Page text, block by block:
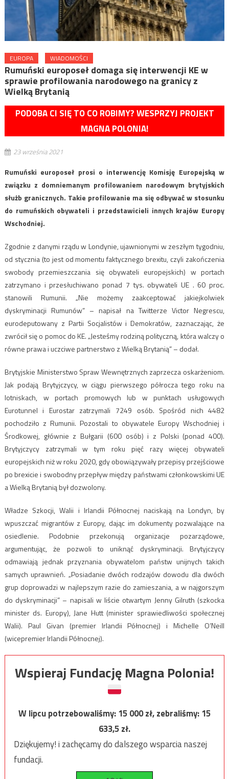
EUROPA WIADOMOŚCI
Rumuński europoseł domaga się interwencji KE w
sprawie profilowania narodowego na granicy z
Wielką Brytanią
PODOBA CI SIĘ TO CO ROBIMY? WESPRZYJ PROJEKT
MAGNA POLONIA!
23 września 2021
Rumuński europoseł prosi o interwencję Komisję Europejską w
związku z domniemanym profilowaniem narodowym brytyjskich
służb granicznych. Takie profilowanie ma się odbywać w stosunku
do rumuńskich obywateli i przedstawicieli innych krajów Europy
Wschodniej.
Zgodnie z danymi rządu w Londynie, ujawnionymi w zeszłym tygodniu,
od stycznia (to jest od momentu faktycznego brexitu, czyli zakończenia
swobody przemieszczania się obywateli europejskich) w portach
zatrzymano i przesłuchiwano ponad 7 tys. obywateli UE . 60 proc.
stanowili Rumunii. „Nie możemy zaakceptować jakiejkolwiek
dyskryminacji Rumunów” – napisał na Twitterze Victor Negrescu,
eurodeputowany z Partii Socjalistów i Demokratów, zaznaczając, że
zwrócił się o pomoc do KE. „Jesteśmy rodziną polityczną, która walczy o
równe prawa i uczciwe partnerstwo z Wielką Brytanią” – dodał.
Brytyjskie Ministerstwo Spraw Wewnętrznych zaprzecza oskarżeniom.
Jak podają Brytyjczycy, w ciągu pierwszego półrocza tego roku na
lotniskach, w portach promowych lub w punktach usługowych
Eurotunnel i Eurostar zatrzymali 7249 osób. Spośród nich 4482
pochodziło z Rumunii. Pozostali to obywatele Europy Wschodniej i
Środkowej, głównie z Bułgarii (600 osób) i z Polski (ponad 400).
Brytyjczycy zatrzymali w tym roku pięć razy więcej obywateli
europejskich niż w roku 2020, gdy obowiązywały przepisy przejściowe
po brexicie i swobodny przepływ między państwami członkowskimi UE
a Wielką Brytanią był dozwolony.
Władze Szkocji, Walii i Irlandii Północnej naciskają na Londyn, by
wpuszczać migrantów z Europy, dając im dokumenty pozwalające na
osiedlenie. Podobnie przekonują organizacje pozarządowe,
argumentując, że pozwoli to uniknąć dyskryminacji. Brytyjczycy
odmawiają jednak przyznania obywatelom państw unijnych takich
samych uprawnień. „Posiadanie dwóch rodzajów dowodu dla dwóch
grup doprowadzi w najlepszym razie do zamieszania, a w najgorszym
do dyskryminacji” – napisali w liście otwartym Jenny Gilruth (szkocka
minister ds. Europy), Jane Hutt (minister sprawiedliwości społecznej
Walii). Paul Givan (premier Irlandii Północnej) i Michelle O’Neill
(wicepremier Irlandii Północnej).
Wspieraj Fundację Magna Polonia!
W lipcu potrzebowaliśmy:15 000zł, zebraliśmy:15
633,5zł.
Dziękujemy! i zachęcamy do dalszego wsparcia naszej
fundacji.